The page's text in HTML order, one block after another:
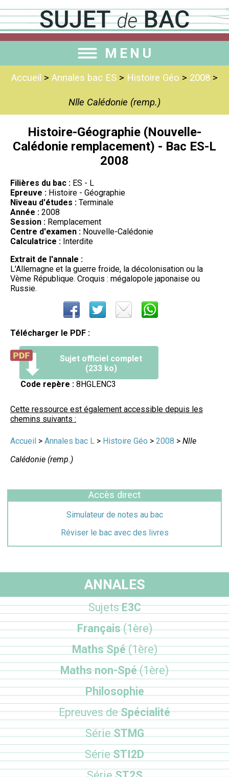
MENU
Accueil > Annales bac ES > Histoire Géo > 2008 >
Nlle Calédonie (remp.)
Histoire-Géographie (Nouvelle-
Calédonie remplacement) - Bac ES-L
2008
Filières du bac : ES - L
Epreuve : Histoire - Géographie
Niveau d'études : Terminale
Année : 2008
Session : Remplacement
Centre d'examen : Nouvelle-Calédonie
Calculatrice : Interdite
Extrait de l'annale :
L'Allemagne et la guerre froide, la décolonisation ou la
Vème République. Croquis : mégalopole japonaise ou
Russie.
Télécharger le PDF :
Sujet officiel complet
(233 ko)
Code repère : 8HGLENC3
Cette ressource est également accessible depuis les
chemins suivants :
Accueil > Annales bac L > Histoire Géo > 2008 > Nlle
Calédonie (remp.)
Accès direct
Simulateur de notes au bac
Réviser le bac avec des livres
ANNALES
SujetsE3C
Français(1ère)
Maths Spé(1ère)
Maths non-Spé(1ère)
Philosophie
Epreuves deSpécialité
SérieSTMG
SérieSTI2D